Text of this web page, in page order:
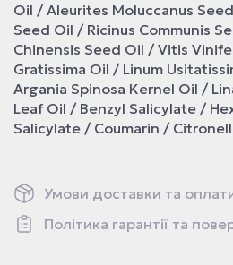
Oil / Aleurites Moluccanus
Seed Oil / Ricinus Communis
Chinensis Seed Oil / Vitis
Gratissima Oil / Linum
Argania Spinosa Kernel Oil /
Leaf Oil / Benzyl Salicylate /
Salicylate / Coumarin /
Умови доставки та
Політика гарантії та